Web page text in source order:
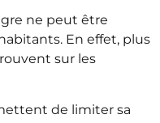
ne peut être
En effet, plus
sur les
de limiter sa